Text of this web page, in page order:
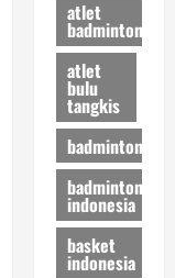
atlet
badminton
atlet
bulu
tangkis
badminton
badminton
indonesia
basket
indonesia